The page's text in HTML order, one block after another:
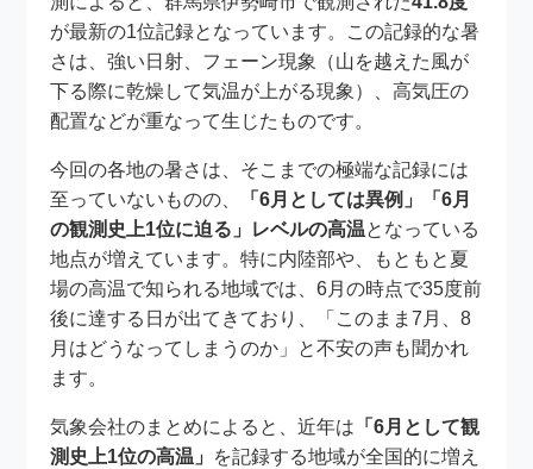
が最新の1位記録となっています。この記録的な暑
さは、強い日射、フェーン現象（山を越えた風が
下る際に乾燥して気温が上がる現象）、高気圧の
配置などが重なって生じたものです。
今回の各地の暑さは、そこまでの極端な記録には
至っていないものの、
「6月としては異例」「6月
の観測史上1位に迫る」レベルの高温となっている
地点が増えています。特に内陸部や、もともと夏
場の高温で知られる地域では、6月の時点で35度前
後に達する日が出てきており、「このまま7月、8
月はどうなってしまうのか」と不安の声も聞かれ
ます。
気象会社のまとめによると、近年は 「6月として観
測史上1位の高温」 を記録する地域が全国的に増え